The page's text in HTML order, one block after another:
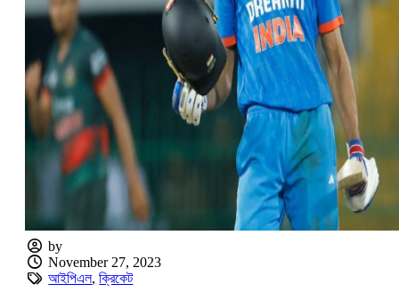
by
November 27, 2023
আইপিএল,ক্রিকেট